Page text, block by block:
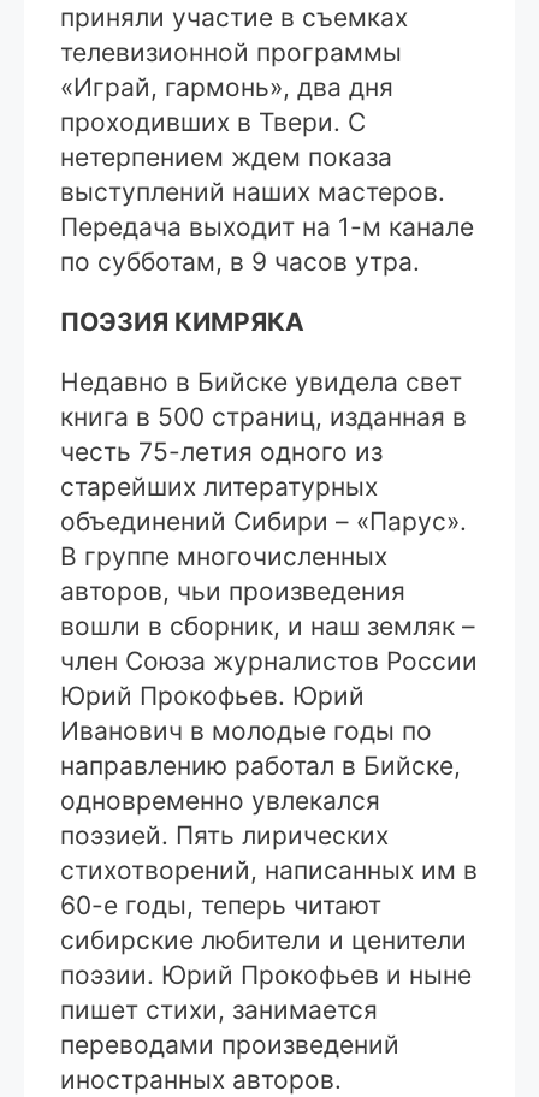
приняли участие в съемках
телевизионной программы
«Играй, гармонь», два дня
проходивших в Твери. С
нетерпением ждем показа
выступлений наших мастеров.
Передача выходит на 1-м канале
по субботам, в 9 часов утра.
ПОЭЗИЯ КИМРЯКА
Недавно в Бийске увидела свет
книга в 500 страниц, изданная в
честь 75-летия одного из
старейших литературных
объединений Сибири – «Парус».
В группе многочисленных
авторов, чьи произведения
вошли в сборник, и наш земляк –
член Союза журналистов России
Юрий Прокофьев. Юрий
Иванович в молодые годы по
направлению работал в Бийске,
одновременно увлекался
поэзией. Пять лирических
стихотворений, написанных им в
60-е годы, теперь читают
сибирские любители и ценители
поэзии. Юрий Прокофьев и ныне
пишет стихи, занимается
переводами произведений
иностранных авторов.